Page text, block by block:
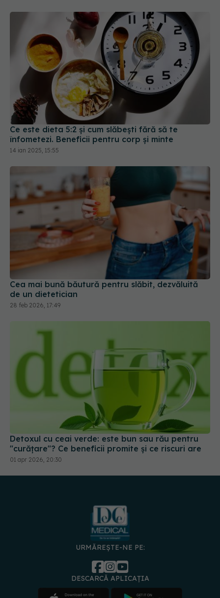
Ce este dieta 5:2 și cum slăbești fără să te
înfometezi. Beneficii pentru corp și minte
14 ian 2025, 15:55
Cea mai bună băutură pentru slăbit, dezvăluită
de un dietetician
28 feb 2026, 17:49
Detoxul cu ceai verde: este bun sau rău pentru
"curățare"? Ce beneficii promite și ce riscuri are
01 apr 2026, 20:30
URMĂREȘTE-NE PE:
DESCARCĂ APLICAȚIA